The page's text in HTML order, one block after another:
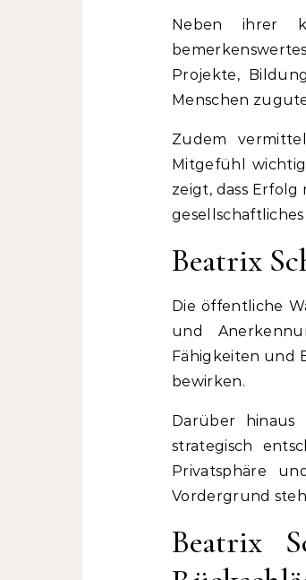
Neben ihrer
Projekte,
Menschen
Zudem
Mitgefühl
zeigt, dass
Beatrix
Die öffentliche
und
Fähigkeiten und
bewirken.
Darüber
strategisch
Privatsphäre
Vordergrund
Beatrix